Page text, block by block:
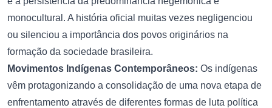
monocultural. A história oficial muitas vezes negligenciou
ou silenciou a importância dos povos originários na
formação da sociedade brasileira.
Movimentos Indígenas Contemporâneos: Os indígenas
vêm protagonizando a consolidação de uma nova etapa de
enfrentamento através de diferentes formas de luta política